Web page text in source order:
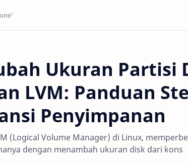
Ukuran Partisi
LVM: Panduan
Penyimpanan
(Logical Volume Manager) di Linux,
dengan menambah ukuran disk dari kons